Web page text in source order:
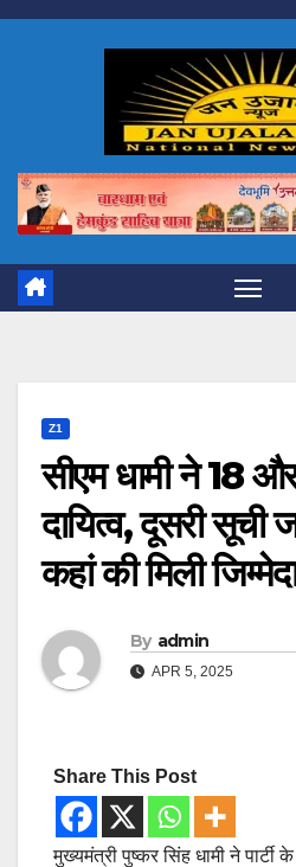
Skip
Z1
सीएम धामी ने 18
दायित्व, दूसरी सूची
कहां की मिली
By admin
APR 5, 2025
Share This Post
मुख्यमंत्री पुष्कर सिंह धामी ने पार्टी